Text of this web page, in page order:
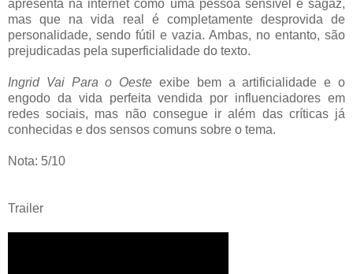
apresenta na internet como uma pessoa sensível e sagaz,
mas que na vida real é completamente desprovida de
personalidade, sendo fútil e vazia. Ambas, no entanto, são
prejudicadas pela superficialidade do texto.
Ingrid Vai Para o Oeste exibe bem a artificialidade e o
engodo da vida perfeita vendida por influenciadores em
redes sociais, mas não consegue ir além das críticas já
conhecidas e dos sensos comuns sobre o tema.
Nota: 5/10
Trailer